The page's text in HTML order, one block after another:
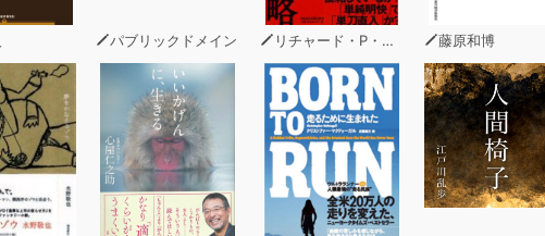
パブリックドメイン リチャード・P・ルメルト 藤原和博